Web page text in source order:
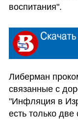
воспитания".
Либерман
связанные с
"Инфляция в
есть только